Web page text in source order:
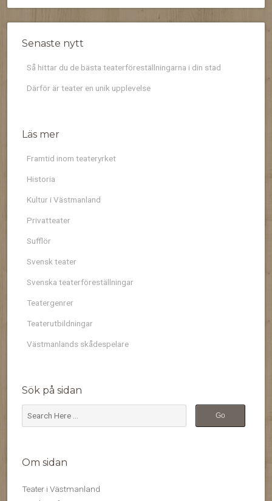
Senaste nytt
Så hittar du de bästa teaterföreställningarna i din stad
Därför är teater en unik upplevelse
Läs mer
Framtid inom teateryrket
Historia
Kultur i Västmanland
Privatteater
Sufflör
Svensk teater
Svenska teaterföreställningar
Teatergenrer
Teaterutbildningar
Västmanlands skådespelare
Sök på sidan
Om sidan
Teater i Västmanland